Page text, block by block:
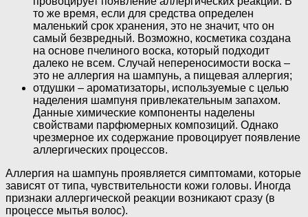
то же время, если для средства определен
маленький срок хранения, это не значит, что он
самый безвредный. Возможно, косметика создана
на основе пчелиного воска, который подходит
далеко не всем. Случай непереносимости воска –
это не аллергия на шампунь, а пищевая аллергия;
отдушки – ароматизаторы, используемые с целью
наделения шампуня привлекательным запахом.
Данные химические компоненты наделены
свойствами парфюмерных композиций. Однако
чрезмерное их содержание провоцирует появление
аллергических процессов.
Аллергия на шампунь проявляется симптомами, которые
зависят от типа, чувствительности кожи головы. Иногда
признаки аллергической реакции возникают сразу (в
процессе мытья волос).